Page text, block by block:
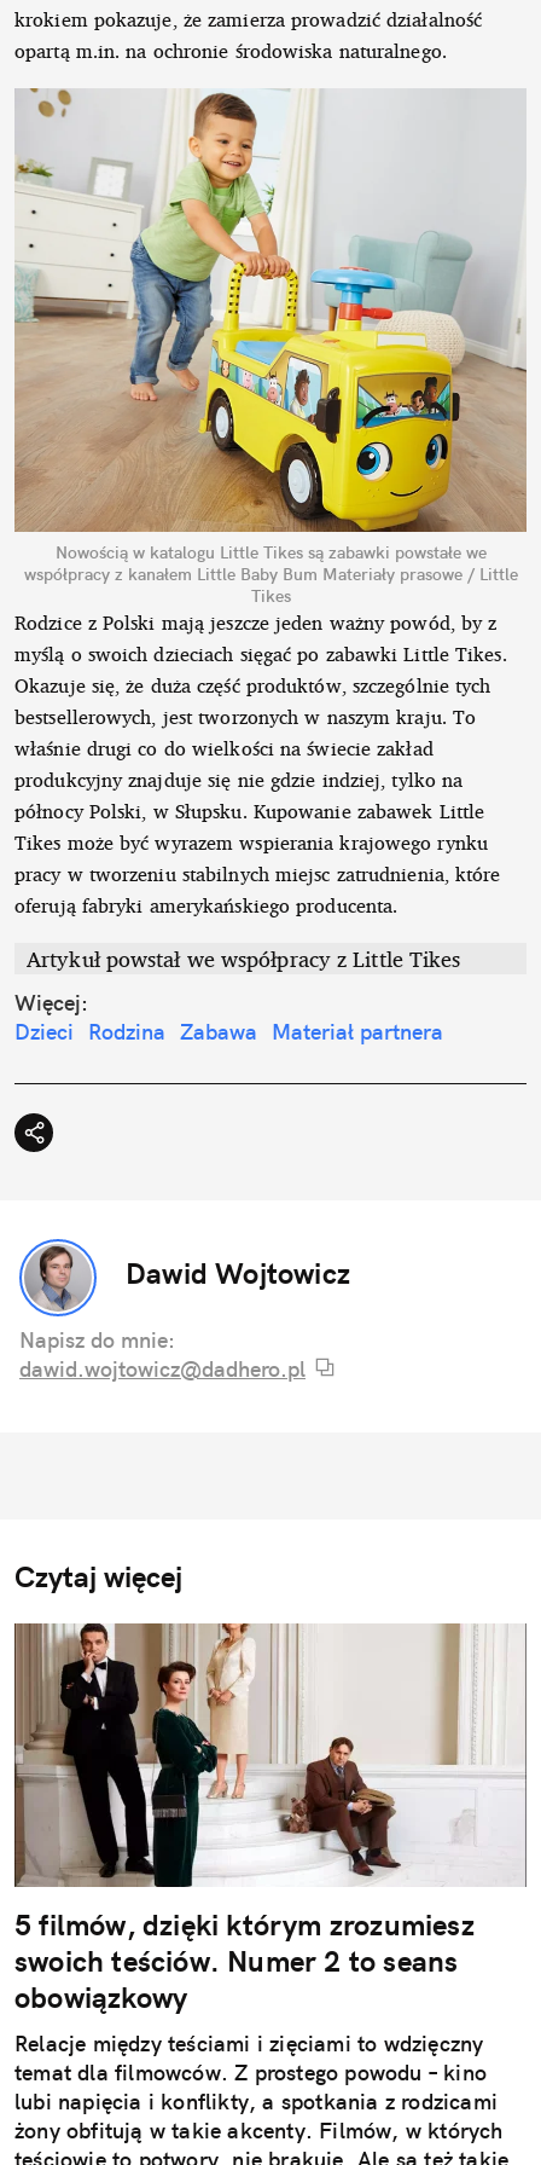
krokiem pokazuje, że zamierza prowadzić działalność
opartą m.in. na ochronie środowiska naturalnego.
Nowością w katalogu Little Tikes są zabawki powstałe we
współpracy z kanałem Little Baby Bum Materiały prasowe / Little
Tikes
Rodzice z Polski mają jeszcze jeden ważny powód, by z
myślą o swoich dzieciach sięgać po zabawki Little Tikes.
Okazuje się, że duża część produktów, szczególnie tych
bestsellerowych, jest tworzonych w naszym kraju. To
właśnie drugi co do wielkości na świecie zakład
produkcyjny znajduje się nie gdzie indziej, tylko na
północy Polski, w Słupsku. Kupowanie zabawek Little
Tikes może być wyrazem wspierania krajowego rynku
pracy w tworzeniu stabilnych miejsc zatrudnienia, które
oferują fabryki amerykańskiego producenta.
Artykuł powstał we współpracy z Little Tikes
Więcej:
Dzieci
Rodzina Zabawa Materiał partnera
Dawid Wojtowicz
Napisz do mnie:
dawid.wojtowicz@dadhero.pl
Czytaj więcej
5 filmów, dzięki którym zrozumiesz
swoich teściów. Numer 2 to seans
obowiązkowy
Relacje między teściami i zięciami to wdzięczny
temat dla filmowców. Z prostego powodu – kino
lubi napięcia i konflikty, a spotkania z rodzicami
żony obfitują w takie akcenty. Filmów, w których